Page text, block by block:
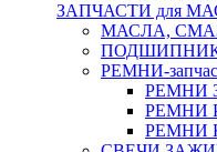
ЗАПЧАСТИ для
МАСЛА,
РЕМНИ-
РЕМНИ
РЕМНИ
РЕМНИ